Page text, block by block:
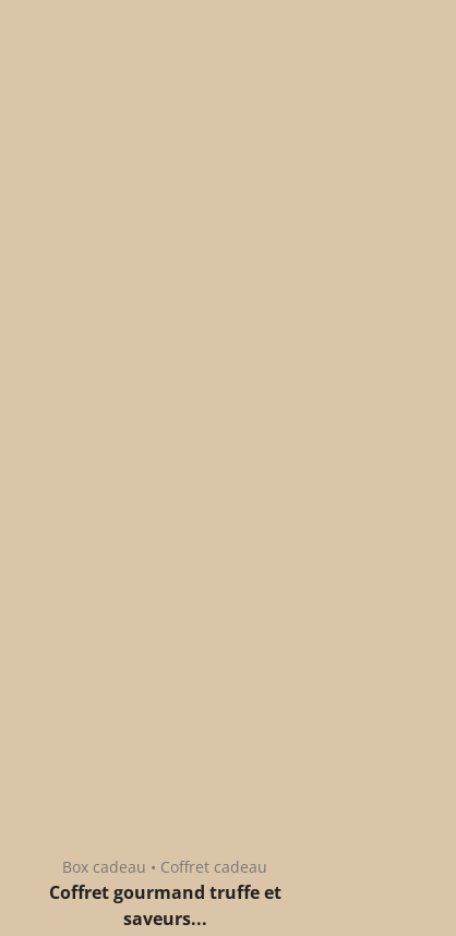
Box cadeau • Coffret cadeau
Coffret gourmand truffe et
saveurs...